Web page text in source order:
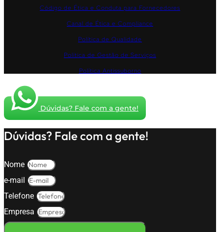
Código de Ética e Conduta para Fornecedores
Canal de Ética e Compliance
Política de Qualidade
Política de Gestão de Serviços
Política Antissuborno
Dúvidas? Fale com a gente!
Dúvidas? Fale com a gente!
Nome
e-mail
Telefone
Empresa